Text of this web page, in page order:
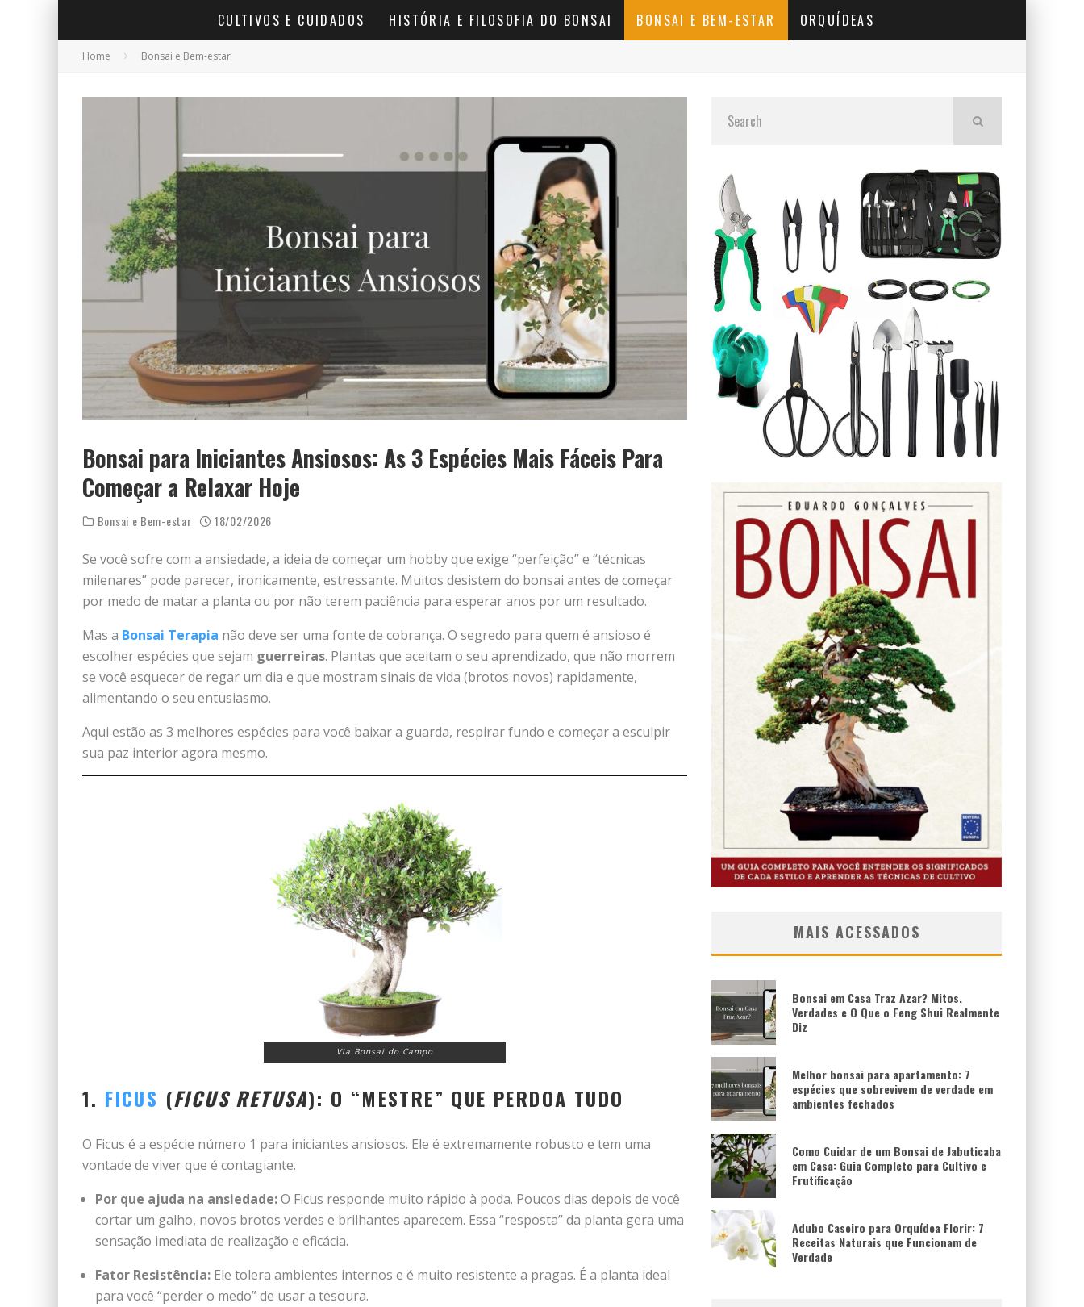
CULTIVOS E CUIDADOS HISTÓRIA E FILOSOFIA DO BONSAI BONSAI E BEM-ESTAR ORQUÍDEAS
Home Bonsai e Bem-estar
Bonsai para Iniciantes Ansiosos: As 3 Espécies Mais Fáceis Para
Começar a Relaxar Hoje
Bonsai e Bem-estar 18/02/2026
Se você sofre com a ansiedade, a ideia de começar um hobby que exige “perfeição” e “técnicas
milenares” pode parecer, ironicamente, estressante. Muitos desistem do bonsai antes de começar
por medo de matar a planta ou por não terem paciência para esperar anos por um resultado.
Mas a Bonsai Terapia não deve ser uma fonte de cobrança. O segredo para quem é ansioso é
escolher espécies que sejam guerreiras. Plantas que aceitam o seu aprendizado, que não morrem
se você esquecer de regar um dia e que mostram sinais de vida (brotos novos) rapidamente,
alimentando o seu entusiasmo.
Aqui estão as 3 melhores espécies para você baixar a guarda, respirar fundo e começar a esculpir
sua paz interior agora mesmo.
Via Bonsai do Campo
1. FICUS (FICUS RETUSA): O “MESTRE” QUE PERDOA TUDO
O Ficus é a espécie número 1 para iniciantes ansiosos. Ele é extremamente robusto e tem uma
vontade de viver que é contagiante.
Por que ajuda na ansiedade:O Ficus responde muito rápido à poda. Poucos dias depois de você
cortar um galho, novos brotos verdes e brilhantes aparecem. Essa “resposta” da planta gera uma
sensação imediata de realização e eficácia.
Fator Resistência: Ele tolera ambientes internos e é muito resistente a pragas. É a planta ideal
para você “perder o medo” de usar a tesoura.
MAIS ACESSADOS
Bonsai em Casa Traz Azar? Mitos,
Verdades e O Que o Feng Shui Realmente
Diz
Melhor bonsai para apartamento: 7
espécies que sobrevivem de verdade em
ambientes fechados
Como Cuidar de um Bonsai de Jabuticaba
em Casa: Guia Completo para Cultivo e
Frutificação
Adubo Caseiro para Orquídea Florir: 7
Receitas Naturais que Funcionam de
Verdade